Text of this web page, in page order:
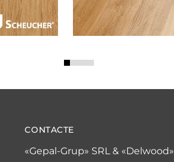
CONTACTE
«Gepal-Grup» SRL & «Delwood»